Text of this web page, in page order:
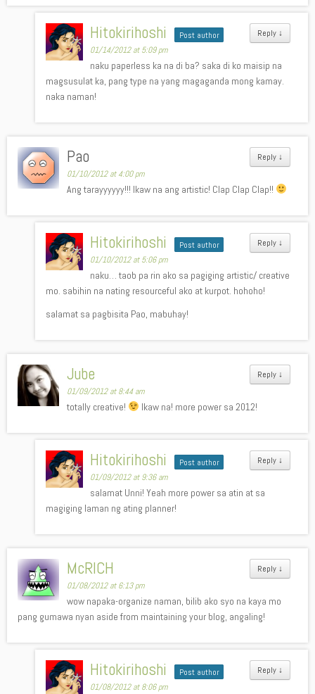
Reply ↓
Hitokirihoshi Post author
01/14/2012 at 5:09 pm
naku paperless ka na di ba? saka di ko maisip na
magsusulat ka, pang type na yang magaganda mong kamay.
naka naman!
Reply ↓
Pao
01/10/2012 at 4:00 pm
Ang tarayyyyyy!!! Ikaw na ang artistic! Clap Clap Clap!!
Reply ↓
Hitokirihoshi Post author
01/10/2012 at 5:06 pm
naku… taob pa rin ako sa pagiging artistic/ creative
mo. sabihin na nating resourceful ako at kurpot. hohoho!
salamat sa pagbisita Pao, mabuhay!
Reply ↓
Jube
01/09/2012 at 8:44 am
totally creative! Ikaw na! more power sa 2012!
Reply ↓
Hitokirihoshi Post author
01/09/2012 at 9:36 am
salamat Unni! Yeah more power sa atin at sa
magiging laman ng ating planner!
Reply ↓
McRICH
01/08/2012 at 6:13 pm
wow napaka-organize naman, bilib ako syo na kaya mo
pang gumawa nyan aside from maintaining your blog, angaling!
Reply ↓
Hitokirihoshi Post author
01/08/2012 at 8:06 pm